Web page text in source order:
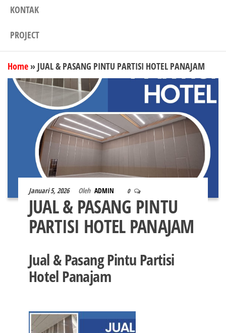
KONTAK
PROJECT
Home » JUAL & PASANG PINTU PARTISI HOTEL PANAJAM
Januari 5, 2026 Oleh ADMIN 0
JUAL & PASANG PINTU
PARTISI HOTEL PANAJAM
Jual & Pasang Pintu Partisi
Hotel Panajam